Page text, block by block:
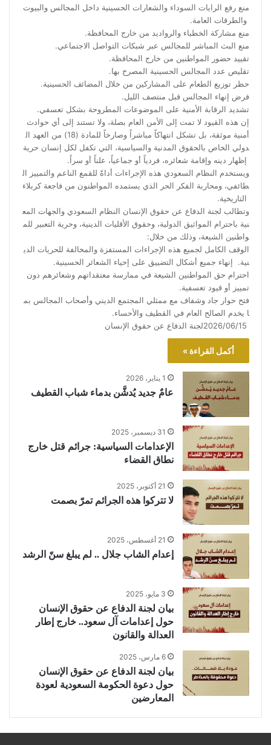
منع رفع الرايات السوداء والشعارات الحسينية داخل المجالس والبيوت
والطرقات العامة.
منع مشاركة الخطباء والرواديد من خارج المحافظة.
منع البث المباشر للمجالس عبر شبكات التواصل الاجتماعي.
تقييد حضور المواطنين من خارج المحافظة.
تقليص عدد المجالس الحسينية المصرح بها.
حظر توزيع الطعام على المشاركين من خلال المضائف الحسينية.
فرض إنهاء المجالس قبل منتصف الليل.
تشديد الرقابة الأمنية على الموضوعات المطروحة بشكل تعسفي.
إن هذه القيود لا تمت إلى الأمن العام بصلة، ولا تستند إلى أي حوادث
أمنية موثقة، بل تشكل انتهاكاً مباشراً وصارخاً للمادة (18) من العهد ال
دولي الخاص بالحقوق المدنية والسياسية، التي تكفل لكل إنسان حرية
إظهار دينه وإقامة شعائره، فردياً أو جماعياً، علناً أو سراً.
ويستخدم النظام السعودي هذه الإجراءات أداةً للقمع الناعم والتمييز ال
طائفي، ومحاربة الفكر الحر الذي يستمده المواطنون من فاجعة كربلاء
التاريخية.
وتطالب لجنة الدفاع عن حقوق الإنسان النظام السعودي والجهات المع
نية باحترام المواثيق الدولية، وحقوق الأقليات الدينية، وحرية التعبير للم
واطنين الشيعة، وذلك من خلال:
الوقف الكامل لجميع هذه الإجراءات المستفزة والمخالفة للحريات الدي
نية. إنهاء جميع أشكال التضييق على إحياء الشعائر الحسينية.
احترام حق المواطنين الشيعة في ممارسة معتقداتهم وشعائرهم دون
تمييز أو قيود تعسفية.
فتح حوار جاد وشفاف مع ممثلي المجتمع الديني وأصحاب المجالس بم
ا يخدم الصالح العام في القطيف والأحساء.
أكمل القراءة »
1 يناير، 2026
عامٌ جديد يُدشَّن بدماء شباب القطيف
31 ديسمبر، 2025
الإعدامات السياسية: جرائم قتل خارج
نطاق القضاء
21 أكتوبر، 2025
لا تتركوا هذه الجرائم تمرّ بصمت
21 أغسطس، 2025
إعدام الشاب جلال .. لم يبلغ سنّ الرشد
3 مايو، 2025
بيان لجنة الدفاع عن حقوق الإنسان
حول إعدامات آل سعود.. خارج إطار
العدالة والقانون
6 مارس، 2025
بيان لجنة الدفاع عن حقوق الإنسان
حول دعوة الحكومة السعودية لعودة
المعارضين